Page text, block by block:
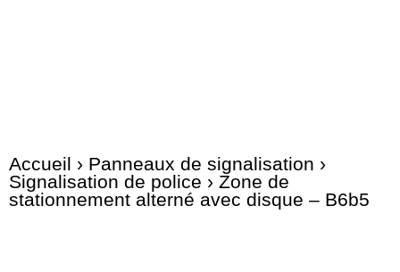
Accueil › Panneaux de signalisation ›
Signalisation de police › Zone de
stationnement alterné avec disque – B6b5